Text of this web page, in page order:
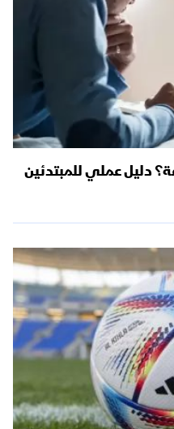
دليل عملي للمبتدئين